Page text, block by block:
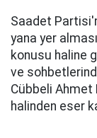
Saadet
yana yer
konusu haline
ve
Cübbeli
halinden eser